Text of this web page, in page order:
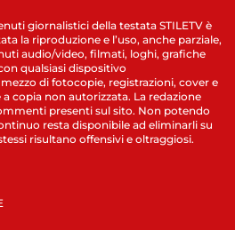
giornalistici della testata STILETV è
la riproduzione e l’uso, anche parziale,
audio/video, filmati, loghi, grafiche
qualsiasi dispositivo
di fotocopie, registrazioni, cover e
copia non autorizzata. La redazione
presenti sul sito. Non potendo
resta disponibile ad eliminarli su
risultano offensivi e oltraggiosi.